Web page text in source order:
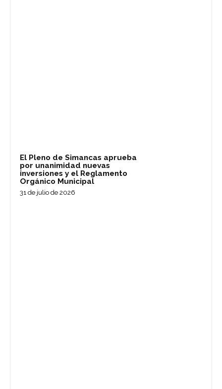
El Pleno de Simancas aprueba
por unanimidad nuevas
inversiones y el Reglamento
Orgánico Municipal
31 de julio de 2026